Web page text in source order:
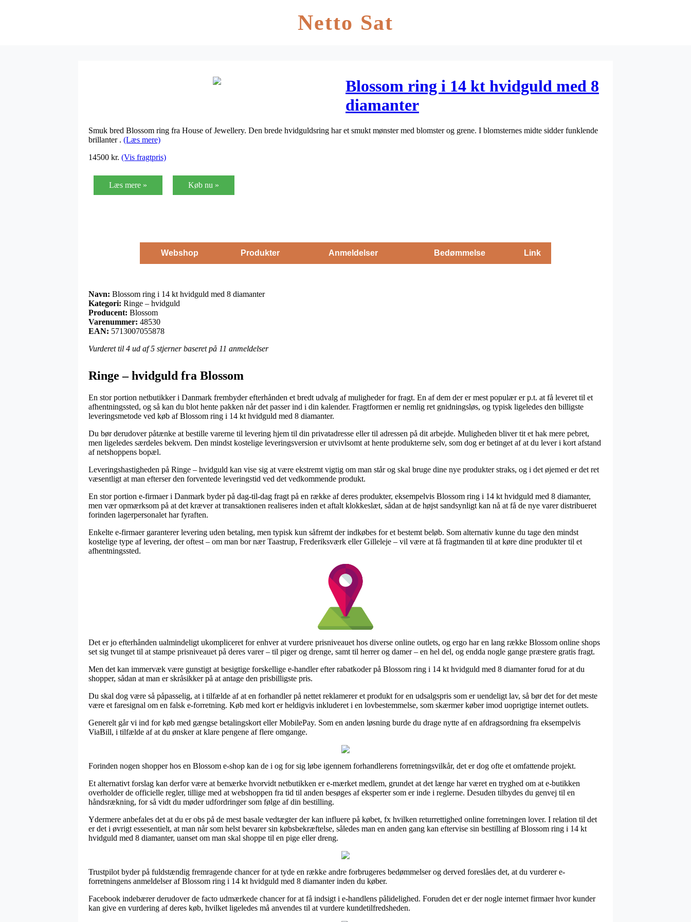
Netto Sat
Blossom ring i 14 kt hvidguld med 8
diamanter
Smuk bred Blossom ring fra House of Jewellery. Den brede hvidguldsring har et smukt mønster med blomster og grene. I blomsternes midte sidder funklende
brillanter . (Læs mere)
14500 kr. (Vis fragtpris)
Læs mere » Køb nu »
Webshop Produkter Anmeldelser Bedømmelse Link
Navn: Blossom ring i 14 kt hvidguld med 8 diamanter
Kategori: Ringe – hvidguld
Producent: Blossom
Varenummer: 48530
EAN: 5713007055878
Vurderet til 4 ud af 5 stjerner baseret på 11 anmeldelser
Ringe – hvidguld fra Blossom
En stor portion netbutikker i Danmark frembyder efterhånden et bredt udvalg af muligheder for fragt. En af dem der er mest populær er p.t. at få leveret til et
afhentningssted, og så kan du blot hente pakken når det passer ind i din kalender. Fragtformen er nemlig ret gnidningsløs, og typisk ligeledes den billigste
leveringsmetode ved køb af Blossom ring i 14 kt hvidguld med 8 diamanter.
Du bør derudover påtænke at bestille varerne til levering hjem til din privatadresse eller til adressen på dit arbejde. Muligheden bliver tit et hak mere pebret,
men ligeledes særdeles bekvem. Den mindst kostelige leveringsversion er utvivlsomt at hente produkterne selv, som dog er betinget af at du lever i kort afstand
af netshoppens bopæl.
Leveringshastigheden på Ringe – hvidguld kan vise sig at være ekstremt vigtig om man står og skal bruge dine nye produkter straks, og i det øjemed er det ret
væsentligt at man efterser den forventede leveringstid ved det vedkommende produkt.
En stor portion e-firmaer i Danmark byder på dag-til-dag fragt på en række af deres produkter, eksempelvis Blossom ring i 14 kt hvidguld med 8 diamanter,
men vær opmærksom på at det kræver at transaktionen realiseres inden et aftalt klokkeslæt, sådan at de højst sandsynligt kan nå at få de nye varer distribueret
forinden lagerpersonalet har fyraften.
Enkelte e-firmaer garanterer levering uden betaling, men typisk kun såfremt der indkøbes for et bestemt beløb. Som alternativ kunne du tage den mindst
kostelige type af levering, der oftest – om man bor nær Taastrup, Frederiksværk eller Gilleleje – vil være at få fragtmanden til at køre dine produkter til et
afhentningssted.
Det er jo efterhånden ualmindeligt ukompliceret for enhver at vurdere prisniveauet hos diverse online outlets, og ergo har en lang række Blossom online shops
set sig tvunget til at stampe prisniveauet på deres varer – til piger og drenge, samt til herrer og damer – en hel del, og endda nogle gange præstere gratis fragt.
Men det kan immervæk være gunstigt at besigtige forskellige e-handler efter rabatkoder på Blossom ring i 14 kt hvidguld med 8 diamanter forud for at du
shopper, sådan at man er skråsikker på at antage den prisbilligste pris.
Du skal dog være så påpasselig, at i tilfælde af at en forhandler på nettet reklamerer et produkt for en udsalgspris som er uendeligt lav, så bør det for det meste
være et faresignal om en falsk e-forretning. Køb med kort er heldigvis inkluderet i en lovbestemmelse, som skærmer køber imod uoprigtige internet outlets.
Generelt går vi ind for køb med gængse betalingskort eller MobilePay. Som en anden løsning burde du drage nytte af en afdragsordning fra eksempelvis
ViaBill, i tilfælde af at du ønsker at klare pengene af flere omgange.
Forinden nogen shopper hos en Blossom e-shop kan de i og for sig løbe igennem forhandlerens forretningsvilkår, det er dog ofte et omfattende projekt.
Et alternativt forslag kan derfor være at bemærke hvorvidt netbutikken er e-mærket medlem, grundet at det længe har været en tryghed om at e-butikken
overholder de officielle regler, tillige med at webshoppen fra tid til anden besøges af eksperter som er inde i reglerne. Desuden tilbydes du genvej til en
håndsrækning, for så vidt du møder udfordringer som følge af din bestilling.
Ydermere anbefales det at du er obs på de mest basale vedtægter der kan influere på købet, fx hvilken returrettighed online forretningen lover. I relation til det
er det i øvrigt essesentielt, at man når som helst bevarer sin købsbekræftelse, således man en anden gang kan eftervise sin bestilling af Blossom ring i 14 kt
hvidguld med 8 diamanter, uanset om man skal shoppe til en pige eller dreng.
Trustpilot byder på fuldstændig fremragende chancer for at tyde en række andre forbrugeres bedømmelser og derved foreslåes det, at du vurderer e-
forretningens anmeldelser af Blossom ring i 14 kt hvidguld med 8 diamanter inden du køber.
Facebook indebærer derudover de facto udmærkede chancer for at få indsigt i e-handlens pålidelighed. Foruden det er der nogle internet firmaer hvor kunder
kan give en vurdering af deres køb, hvilket ligeledes må anvendes til at vurdere kundetilfredsheden.